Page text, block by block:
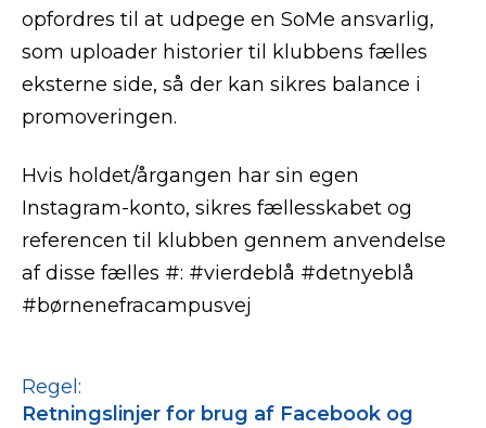
opfordres til at udpege en SoMe ansvarlig,
som uploader historier til klubbens fælles
eksterne side, så der kan sikres balance i
promoveringen.
Hvis holdet/årgangen har sin egen
Instagram-konto, sikres fællesskabet og
referencen til klubben gennem anvendelse
af disse fælles #: #vierdeblå #detnyeblå
#børnenefracampusvej
Regel:
Retningslinjer for brug af Facebook og